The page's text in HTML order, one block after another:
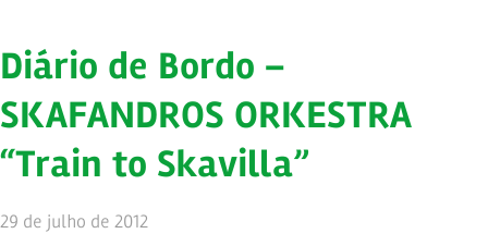
Diário de Bordo –
SKAFANDROS ORKESTRA
“Train to Skavilla”
29 de julho de 2012